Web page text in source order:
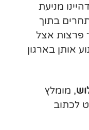
מניעת
בתוך
פרצות אצל
אותן בארגון
, מומלץ
לכתוב